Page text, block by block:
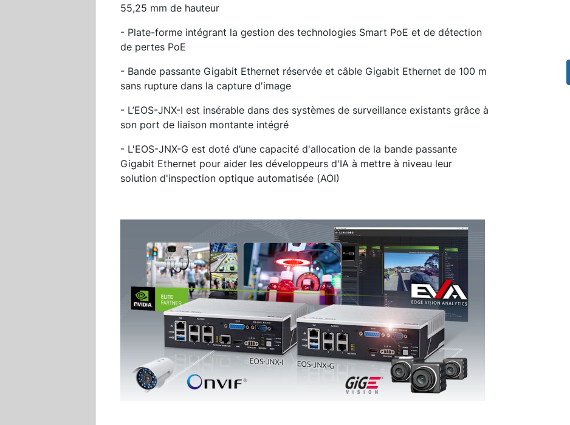
55,25 mm de hauteur
- Plate-forme intégrant la gestion des technologies Smart PoE et de détection
de pertes PoE
- Bande passante Gigabit Ethernet réservée et câble Gigabit Ethernet de 100 m
sans rupture dans la capture d'image
- L’EOS-JNX-I est insérable dans des systèmes de surveillance existants grâce à
son port de liaison montante intégré
- L'EOS-JNX-G est doté d’une capacité d'allocation de la bande passante
Gigabit Ethernet pour aider les développeurs d'IA à mettre à niveau leur
solution d'inspection optique automatisée (AOI)